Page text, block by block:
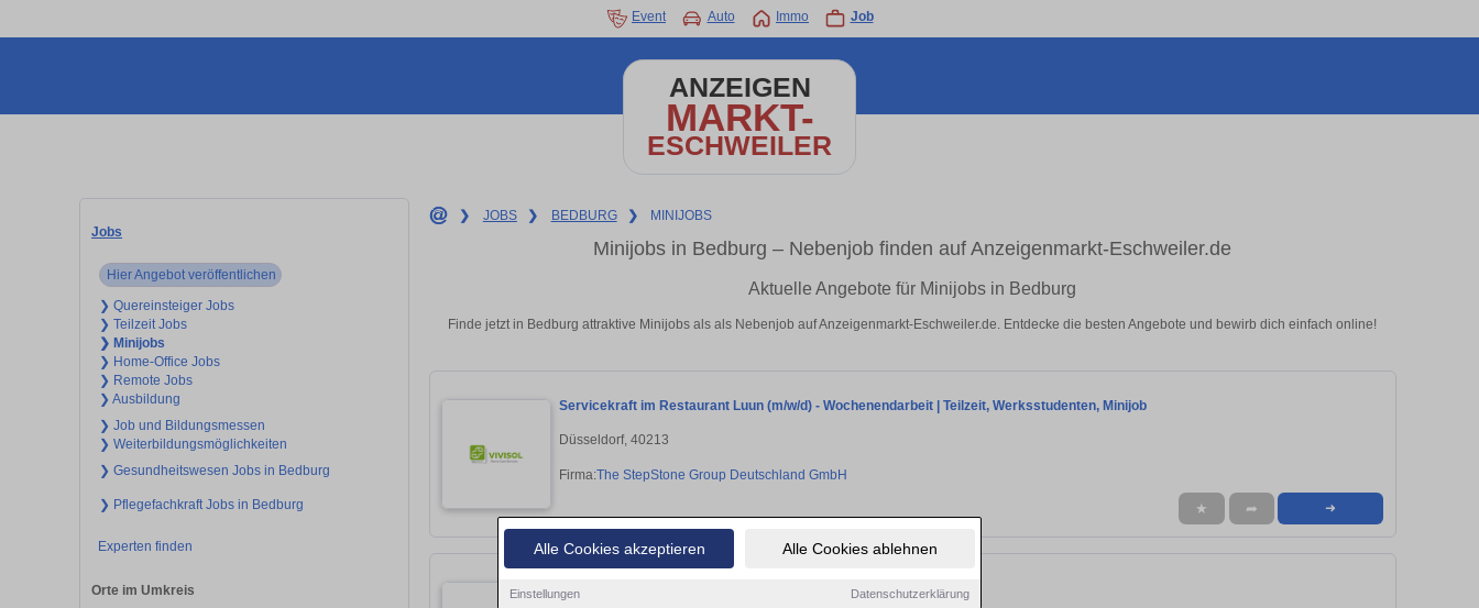
Alle Cookies akzeptieren Alle Cookies ablehnen
Einstellungen Datenschutzerklärung
Event Auto Immo Job
ANZEIGEN
MARKT-
ESCHWEILER
Jobs
Hier Angebot veröffentlichen
❯ Quereinsteiger Jobs
❯ Teilzeit Jobs
❯ Minijobs
❯ Home-Office Jobs
❯ Remote Jobs
❯ Ausbildung
❯ Job und Bildungsmessen
❯ Weiterbildungsmöglichkeiten
❯ Gesundheitswesen Jobs in Bedburg
❯ Pflegefachkraft Jobs in Bedburg
Experten finden
Orte im Umkreis
❯ JOBS ❯ BEDBURG ❯ MINIJOBS
Minijobs in Bedburg – Nebenjob finden auf Anzeigenmarkt-Eschweiler.de
Aktuelle Angebote für Minijobs in Bedburg
Finde jetzt in Bedburg attraktive Minijobs als als Nebenjob auf Anzeigenmarkt-Eschweiler.de. Entdecke die besten Angebote und bewirb dich einfach online!
Servicekraft im Restaurant Luun (m/w/d) - Wochenendarbeit | Teilzeit, Werksstudenten, Minijob
Düsseldorf, 40213
Firma:The StepStone Group Deutschland GmbH
★ ➦ ➜
Minijob / Nebenjob als Kurierfahrer (m/w/d)